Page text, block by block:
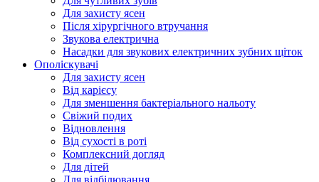
Для захисту ясен
Після хірургічного втручання
Звукова електрична
Насадки для звукових електричних зубних щіток
Ополіскувачі
Для захисту ясен
Від карієсу
Для зменшення бактеріального нальоту
Свіжий подих
Відновлення
Від сухості в роті
Комплексний догляд
Для дітей
Для відбілювання